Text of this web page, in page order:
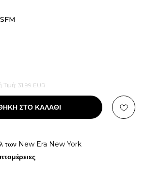
Τιμή: 31,99 EUR
ΣΤΟ ΚΑΛΑΘΙ
των New Era New York